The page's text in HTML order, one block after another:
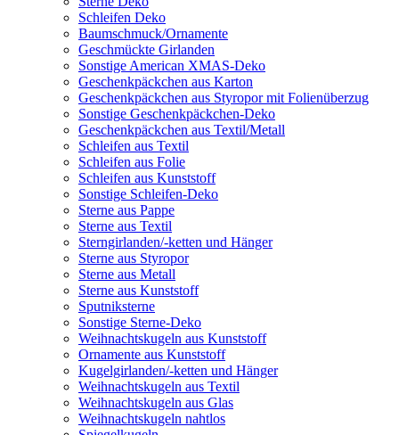
Schleifen Deko
Baumschmuck/Ornamente
Geschmückte Girlanden
Sonstige American XMAS-Deko
Geschenkpäckchen aus Karton
Geschenkpäckchen aus Styropor mit Folienüberzug
Sonstige Geschenkpäckchen-Deko
Geschenkpäckchen aus Textil/Metall
Schleifen aus Textil
Schleifen aus Folie
Schleifen aus Kunststoff
Sonstige Schleifen-Deko
Sterne aus Pappe
Sterne aus Textil
Sterngirlanden/-ketten und Hänger
Sterne aus Styropor
Sterne aus Metall
Sterne aus Kunststoff
Sputniksterne
Sonstige Sterne-Deko
Weihnachtskugeln aus Kunststoff
Ornamente aus Kunststoff
Kugelgirlanden/-ketten und Hänger
Weihnachtskugeln aus Textil
Weihnachtskugeln aus Glas
Weihnachtskugeln nahtlos